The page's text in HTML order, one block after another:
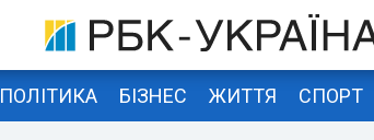
ПОЛІТИКА БІЗНЕС ЖИТТЯ СПОРТ